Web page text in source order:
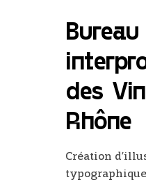
Bureau
des
Rhône
Création